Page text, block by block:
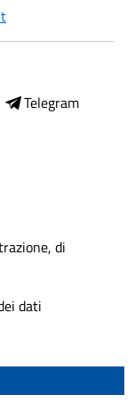
Telegram
di
dati